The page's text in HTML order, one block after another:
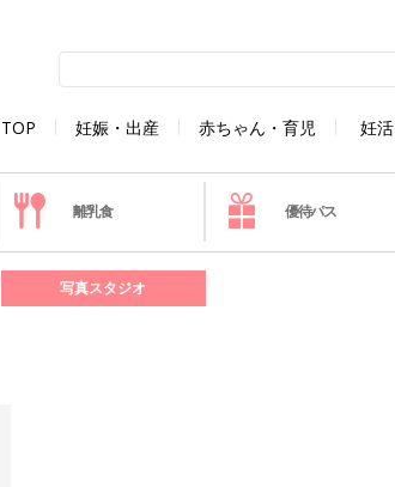
TOP 妊娠・出産 赤ちゃん・育児 妊活
離乳食 優待パス
写真スタジオ